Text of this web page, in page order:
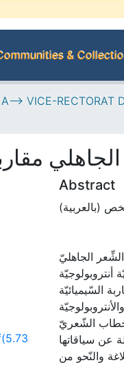
&
(5.73
Abstract
(بالعربية)
الجاهليّ
أنتروبولوجيّة
السّيميائيّة
والأنتروبولوجيّة
الشّعريّ
عن سياقاتها
والنّحو من